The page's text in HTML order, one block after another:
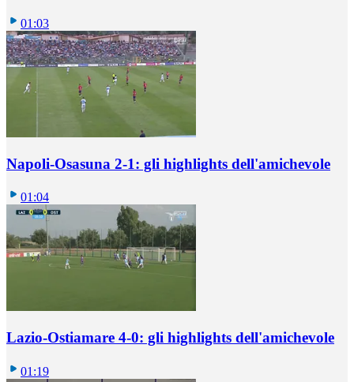
01:03
Napoli-Osasuna 2-1: gli highlights dell'amichevole
01:04
Lazio-Ostiamare 4-0: gli highlights dell'amichevole
01:19